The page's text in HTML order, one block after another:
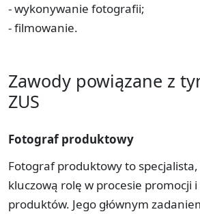
- wykonywanie fotografii;
- filmowanie.
Zawody powiązane z
ZUS
Fotograf produktowy
Fotograf produktowy to
kluczową rolę w procesie promocji
produktów. Jego głównym